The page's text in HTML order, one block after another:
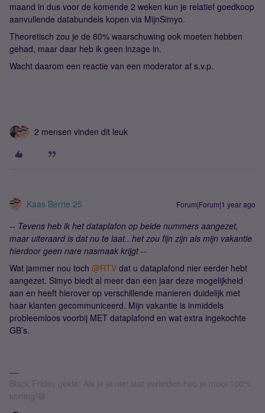
maand in dus voor de komende 2 weken kun je relatief goedkoop
aanvullende databundels kopen via MijnSimyo.
Theoretisch zou je de 80% waarschuwing ook moeten hebben
gehad, maar daar heb ik geen inzage in.
Wacht daarom een reactie van een moderator af s.v.p.
2 mensen vinden dit leuk
Kaas Berrie 25 Forum|Forum|1 year ago
-- Tevens heb ik het dataplafon op beide nummers aangezet,
maar uiteraard is dat nu te laat.. het zou fijn zijn als mijn vakantie
hierdoor geen nare nasmaak krijgt --
Wat jammer nou toch ​ @RTV dat u dataplafond nier eerder hebt
aangezet. Simyo biedt al meer dan een jaar deze mogelijkheid
aan en heeft hierover op verschillende manieren duidelijk met
haar klanten gecommuniceerd. Mijn vakantie is inmiddels
probleemloos voorbij MET dataplafond en wat extra ingekochte
GB’s.
Black Friday gekte: Als je je niet laat verleiden heb je mooi 100%
korting!😁